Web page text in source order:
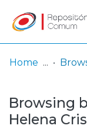
& Collections
Browse
Log
In
(current)
Home
Browsing
Helena